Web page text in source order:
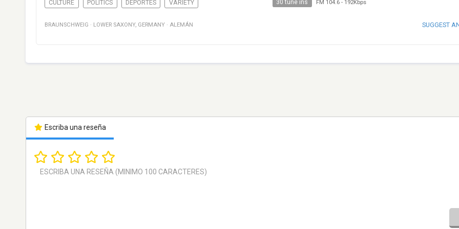
CULTURE POLITICS DEPORTES VARIETY 30 tune ins FM 104.6- 192Kbps
BRAUNSCHWEIG · LOWER SAXONY, GERMANY · ALEMÁN SUGGEST
Escriba una reseña